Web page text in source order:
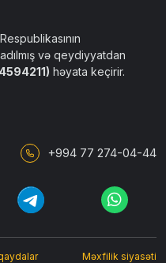
və qeydiyyatdan
həyata keçirir.
+994 77 274-04-44
Məxfilik siyasəti